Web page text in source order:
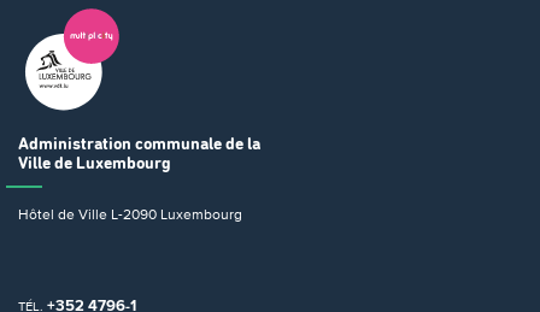
Administration communale de la
Ville de Luxembourg
Hôtel de Ville L-2090 Luxembourg
TÉL. +352 4796-1